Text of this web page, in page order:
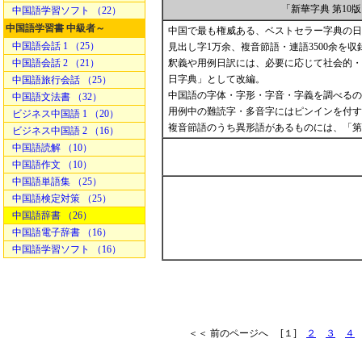
中国語学習ソフト （22）
中国語学習書 中級者～
中国語会話 1 （25）
中国語会話 2 （21）
中国語旅行会話 （25）
中国語文法書 （32）
ビジネス中国語 1 （20）
ビジネス中国語 2 （16）
中国語読解 （10）
中国語作文 （10）
中国語単語集 （25）
中国語検定対策 （25）
中国語辞書 （26）
中国語電子辞書 （16）
中国語学習ソフト （16）
「新華字典 第10
中国で最も権威ある、ベストセラー字典の
見出し字1万余、複音節語・連語3500余を収
釈義や用例日訳には、必要に応じて社会的
日字典」として改編。
中国語の字体・字形・字音・字義を調べる
用例中の難読字・多音字にはピンインを付
複音節語のうち異形語があるものには、「
＜＜ 前のページへ [１] ２ ３ ４